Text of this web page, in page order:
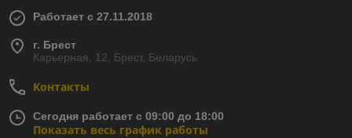
Работает с 27.11.2018
г. Брест
Карьерная, 12, Брест, Беларусь
Контакты
Сегодня работает с 09:00 до 18:00
Показать весь график работы